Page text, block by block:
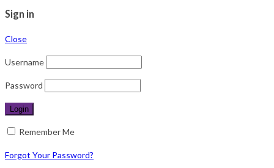
Sign in
Close
Username
Password
Remember Me
Forgot Your Password?